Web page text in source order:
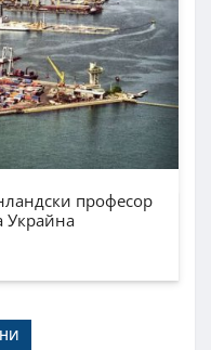
професор
Украйна